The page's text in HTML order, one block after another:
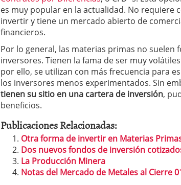
es muy popular en la actualidad. No requiere
invertir y tiene un mercado abierto de
financieros.
Por lo general, las materias primas no suelen
inversores. Tienen la fama de ser muy
por ello, se utilizan con más frecuencia para
los inversores menos experimentados. Sin
tienen su sitio en una cartera de inversión,
beneficios.
Publicaciones Relacionadas:
Otra forma de invertir en Materias
Dos nuevos fondos de inversión
La Producción Minera
Notas del Mercado de Metales al Cierre